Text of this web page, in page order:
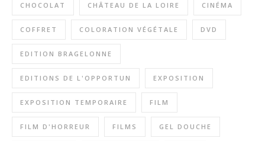
CHOCOLAT CHÂTEAU DE LA LOIRE CINÉMA
COFFRET COLORATION VÉGÉTALE DVD
EDITION BRAGELONNE
EDITIONS DE L'OPPORTUN EXPOSITION
EXPOSITION TEMPORAIRE FILM
FILM D'HORREUR FILMS GEL DOUCHE